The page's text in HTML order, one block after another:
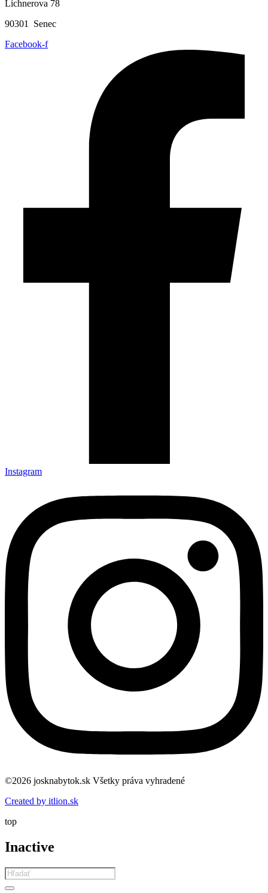
Lichnerova 78
90301 Senec
Facebook-f
Instagram
©2026 josknabytok.sk Všetky práva vyhradené
Created by itlion.sk
top
Inactive
Products
search